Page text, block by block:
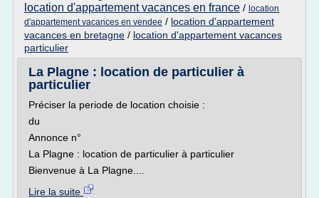
location d'appartement vacances en france / location
d'appartement vacances en vendee / location d'appartement
vacances en bretagne / location d'appartement vacances
particulier
La Plagne : location de particulier à
particulier
Préciser la periode de location choisie :
du
Annonce n°
La Plagne : location de particulier à particulier
Bienvenue à La Plagne....
Lire la suite